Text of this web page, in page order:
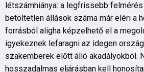
létszámhiánya: a legfrissebb
betöltetlen állások száma már eléri a
forrásból aligha képzelhető el a
igyekeznek lefaragni az idegen
szakemberek előtt álló akadályokból.
hosszadalmas eljárásban kell